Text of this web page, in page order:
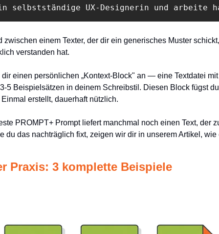
selbstständige UX-Designerin und arbeite
zwischen einem Texter, der dir ein generisches Muster
verstanden hat.
einen persönlichen „Kontext-Block" an — eine Textdatei
5 Beispielsätzen in deinem Schreibstil. Diesen Block fügst
erstellt, dauerhaft nützlich.
PROMPT+ Prompt liefert manchmal noch einen Text, der
du das nachträglich fixt, zeigen wir dir in unserem Artikel,
Praxis: 3 komplette Beispiele